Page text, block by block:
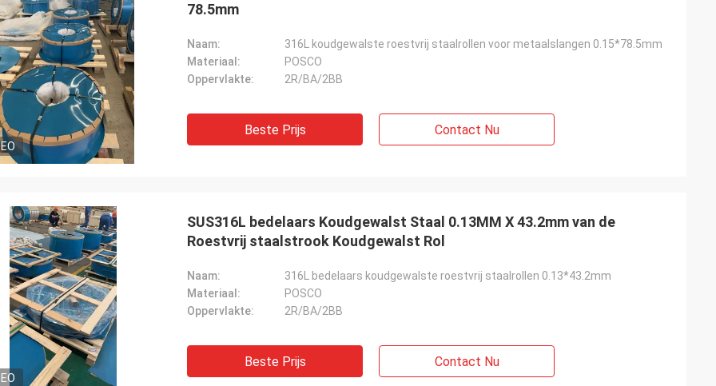
78.5mm
Naam:
316L koudgewalste roestvrij staalrollen voor metaalslangen 0.15*78.5mm
Materiaal:
POSCO
Oppervlakte:
2R/BA/2BB
Beste Prijs Contact Nu
SUS316L bedelaars Koudgewalst Staal 0.13MM X 43.2mm van de
Roestvrij staalstrook Koudgewalst Rol
Naam:
316L bedelaars koudgewalste roestvrij staalrollen 0.13*43.2mm
Materiaal:
POSCO
Oppervlakte:
2R/BA/2BB
Beste Prijs Contact Nu